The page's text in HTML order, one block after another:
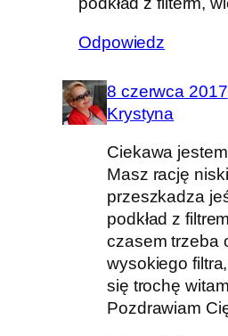
Odpowiedz
8 czerwca 2017
Krystyna
Ciekawa
Masz rację
przeszkadza
podkład z
czasem trzeba
wysokiego filtra,
się trochę
Pozdrawiam